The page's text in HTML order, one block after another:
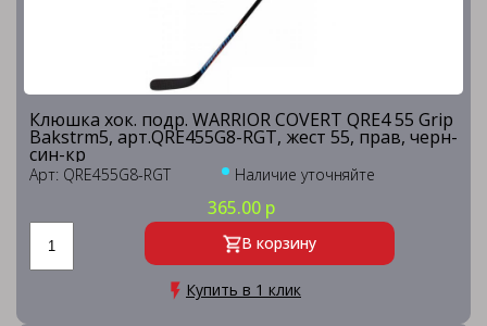
Клюшка хок. подр. WARRIOR COVERT QRE4 55 Grip
Bakstrm5, арт.QRE455G8-RGT, жест 55, прав, черн-
син-кр
Арт: QRE455G8-RGT Наличие уточняйте
365.00 р
В корзину
Купить в 1 клик